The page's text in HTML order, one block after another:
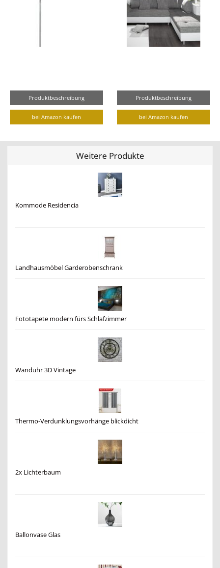
Produktbeschreibung
bei Amazon kaufen
Produktbeschreibung
bei Amazon kaufen
Weitere Produkte
Kommode Residencia
Landhausmöbel Garderobenschrank
Fototapete modern fürs Schlafzimmer
Wanduhr 3D Vintage
Thermo-Verdunklungsvorhänge blickdicht
2x Lichterbaum
Ballonvase Glas